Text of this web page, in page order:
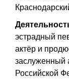
эстрадный
актёр и
заслуженный
Российской